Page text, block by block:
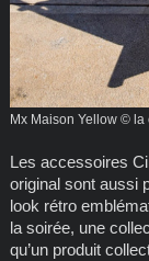
Mx Maison Yellow ©
Les accessoires
original sont aussi
look rétro
la soirée, une
qu’un produit